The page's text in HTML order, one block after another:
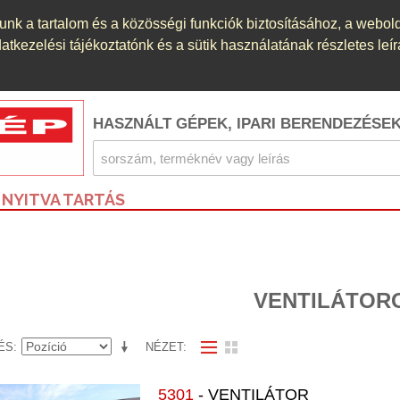
a tartalom és a közösségi funkciók biztosításához, a
tájékoztatónk és a sütik használatának részletes
NYITVA TARTÁS
HASZNÁLT GÉPEK, IPARI
NÉZET
5301 - VENTILÁTOR